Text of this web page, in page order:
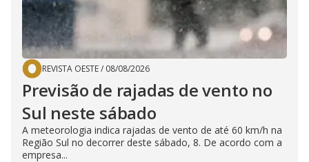
REVISTA OESTE/ 08/08/2026
Previsão de rajadas de vento no
Sul neste sábado
A meteorologia indica rajadas de vento de até 60 km/h na
Região Sul no decorrer deste sábado, 8. De acordo com a
empresa...